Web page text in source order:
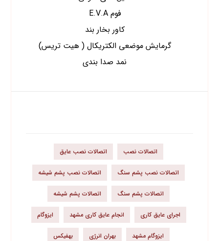
فوم E.V.A
کاور بخار بند
گرمایش موضعی الکتریکال ( هیت تریس)
نمد صدا بندی
اتصالات نصب اتصالات نصب عایق
اتصالات نصب پشم سنگ اتصالات نصب پشم شیشه
اتصالات پشم سنگ اتصالات پشم شیشه
اجرای عایق کاری انجام عایق کاری مشهد ایزوگام
ایزوگام مشهد بهران انرژی بهفیکس